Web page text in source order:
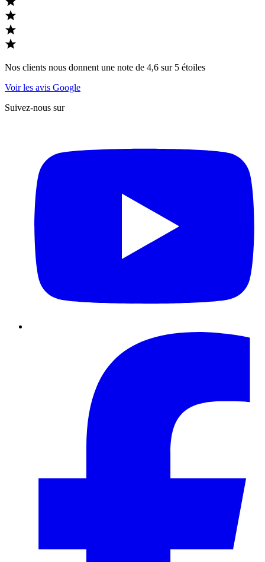
Nos clients nous donnent une note de 4,6 sur 5 étoiles
Voir les avis Google
Suivez-nous sur